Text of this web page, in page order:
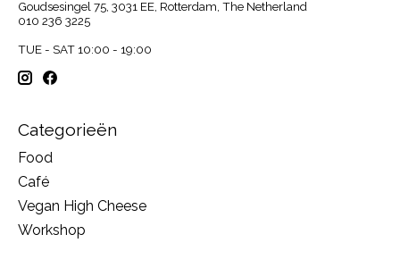
Goudsesingel 75, 3031 EE, Rotterdam, The Netherland
010 236 3225
TUE - SAT 10:00 - 19:00
Categorieën
Food
Café
Vegan High Cheese
Workshop